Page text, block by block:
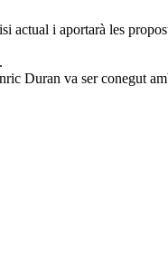
i aportarà les
Duran va ser conegut